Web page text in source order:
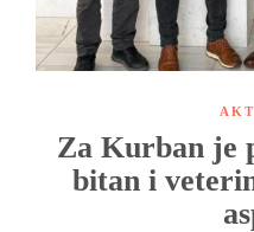
Za Kurban je
bitan i